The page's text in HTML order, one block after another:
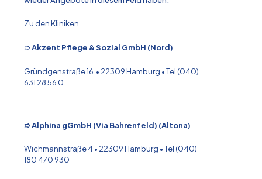
Zu den Kliniken
➱Akzent Pflege & Sozial GmbH (Nord)
Gründgenstraße 16 • 22309 Hamburg • Tel (040)
631 28 56 0
➱ Alphina gGmbH (Via Bahrenfeld) (Altona)
Wichmannstraße 4 • 22309 Hamburg • Tel (040)
180 470 930